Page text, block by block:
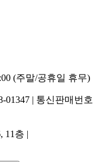
(주말/공휴일 휴무)
01347 | 통신판매번호
11층 |